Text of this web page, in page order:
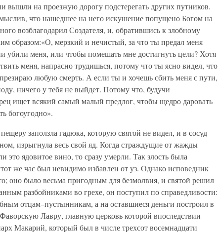
вышли на проезжую дорогу подстерегать других путников.
что нашедшее на него искушение попущено Богом на
возблагодарил Создателя, и, обратившись к злобному
образом:«О, мерзкий и нечистый, за что ты предал меня
меня, или чтобы помешать мне достигнуть цели? Хотя
меня, напрасно трудишься, потому что ты ясно видел, что
любую смерть. А если ты и хочешь сбить меня с пути,
ничего у тебя не выйдет. Потому что, будучи
ищет всякий самый малый предлог, чтобы щедро даровать
богоугодно».
заползла гадюка, которую святой не видел, и в сосуд
изрыгнула весь свой яд. Когда страждущие от жажды
это ядовитое вино, то сразу умерли. Так злость была
же час был невидимо избавлен от уз. Однако исповедник
оно было весьма пригодным для безмолвия, и святой решил
разбойниками во грехе, он поступил по справедливости:
отцам–пустынникам, а на оставшиеся деньги построил в
Лавру, главную церковь которой впоследствии
Макарий, который был в числе трехсот восемнадцати